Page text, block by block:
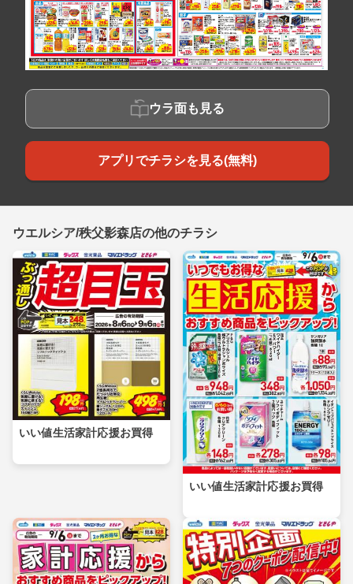
ウラ面も見る
アプリでチラシを見る(無料)
ウエルシア/秩父影森店の他のチラシ
いい値生活家計応援お買得
いい値生活家計応援お買得